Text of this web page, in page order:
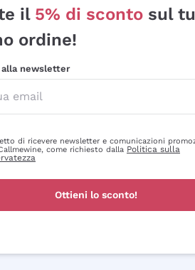
il 5% di sconto sul
ordine!
newsletter
di ricevere newsletter e comunicazioni
come richiesto dalla Politica sulla
Ottieni lo sconto!